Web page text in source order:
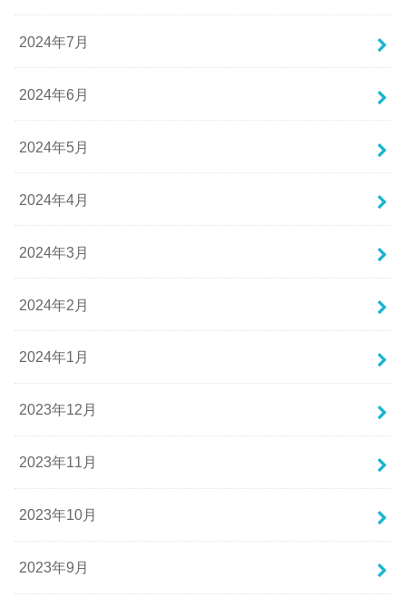
2024年7月
2024年6月
2024年5月
2024年4月
2024年3月
2024年2月
2024年1月
2023年12月
2023年11月
2023年10月
2023年9月